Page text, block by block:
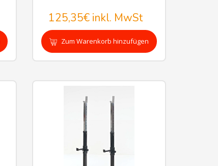
125,35€ inkl. MwSt
Zum Warenkorb hinzufügen